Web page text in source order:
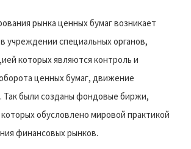
рынка ценных бумаг возникает
учреждении специальных органов,
которых являются контроль и
ценных бумаг, движение
Так были созданы фондовые биржи,
обусловлено мировой практикой
финансовых рынков.